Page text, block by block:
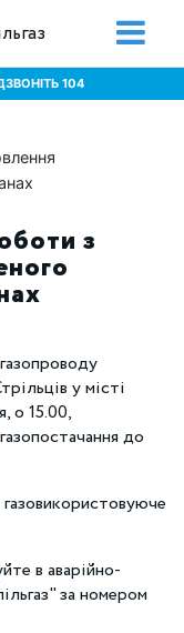
104
з
у місті
о 15.00,
до
в аварійно-
за номером